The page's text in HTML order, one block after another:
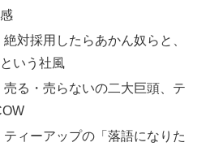
対採用したらあかん奴らと、
いう社風
売る・売らないの二大巨頭、テ
ティーアップの「落語になりた